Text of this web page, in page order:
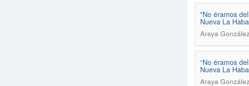
"No éramos
Nueva La
Araya
“No éramos
Nueva La
Araya